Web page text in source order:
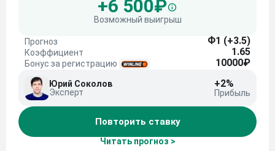
+6 500₽
Возможный выигрыш
Прогноз Ф1 (+3.5)
Коэффициент 1.65
Бонус за регистрацию 10000₽
Юрий Соколов
Эксперт
+2%
Прибыль
Повторить ставку
Читать прогноз >